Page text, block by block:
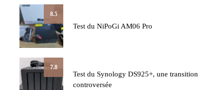
8.5
Test du NiPoGi AM06 Pro
7.8
Test du Synology DS925+, une transition
controversée